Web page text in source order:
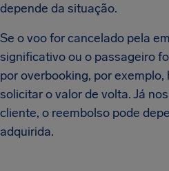
depende da situação.
Se o voo for cancelado pela
significativo ou o passageiro
por overbooking, por
solicitar o valor de volta. Já
cliente, o reembolso pode
adquirida.